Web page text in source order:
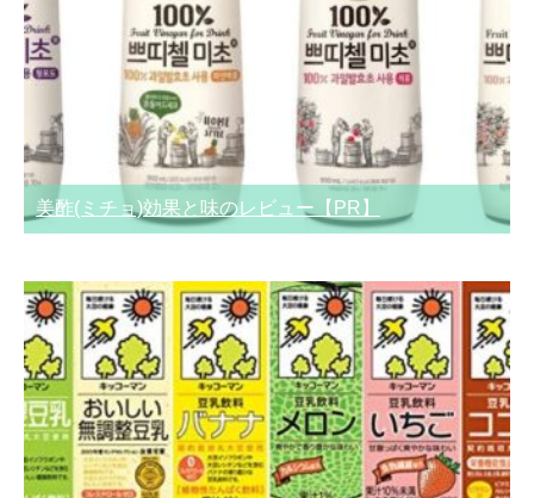
美酢(ミチョ)効果と味のレビュー【PR】